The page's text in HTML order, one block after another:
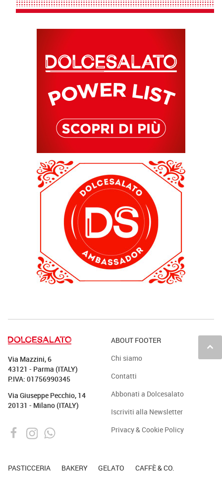
keyboard_arrow_up
Via Mazzini, 6
43121 - Parma (ITALY)
P.IVA: 01756990345
Via Giuseppe Pecchio, 14
20131 - Milano (ITALY)
ABOUT FOOTER
Chi siamo
Contatti
Abbonati a Dolcesalato
Iscriviti alla Newsletter
Privacy & Cookie Policy
PASTICCERIA BAKERY GELATO CAFFÈ & CO.